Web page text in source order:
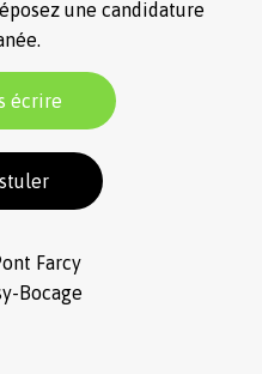
une candidature
écrire
Farcy
Bocage